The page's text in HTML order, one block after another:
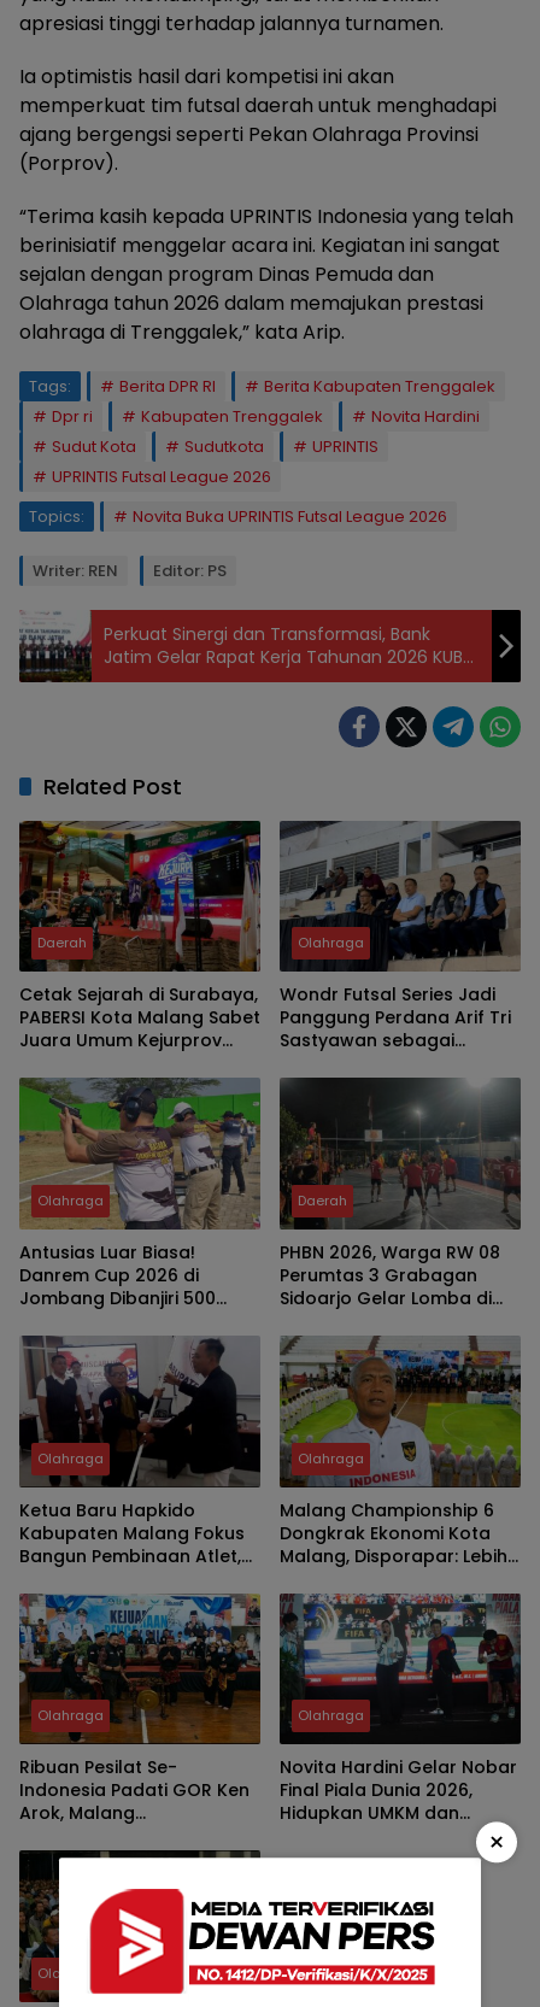
apresiasi tinggi terhadap jalannya turnamen.
Ia optimistis hasil dari kompetisi ini akan
memperkuat tim futsal daerah untuk menghadapi
ajang bergengsi seperti Pekan Olahraga Provinsi
(Porprov).
“Terima kasih kepada UPRINTIS Indonesia yang telah
berinisiatif menggelar acara ini. Kegiatan ini sangat
sejalan dengan program Dinas Pemuda dan
Olahraga tahun 2026 dalam memajukan prestasi
olahraga di Trenggalek,” kata Arip.
Tags: Berita DPR RI
Berita Kabupaten Trenggalek
Dpr ri
Kabupaten Trenggalek
Novita Hardini
Sudut Kota
Sudutkota
UPRINTIS
UPRINTIS Futsal League 2026
Topics:
Novita Buka UPRINTIS Futsal League 2026
Writer: REN Editor: PS
Perkuat Sinergi dan Transformasi, Bank
Jatim Gelar Rapat Kerja Tahunan 2026 KUB
Bank Jatim
Related Post
Daerah
Cetak Sejarah di Surabaya,
PABERSI Kota Malang Sabet
Juara Umum Kejurprov
Olahraga
Wondr Futsal Series Jadi
Panggung Perdana Arif Tri
Sastyawan sebagai
Malang
Olahraga
Antusias Luar Biasa!
Danrem Cup 2026 di
Jombang Dibanjiri 500
Bertanding
Daerah
PHBN 2026, Warga RW 08
Perumtas 3 Grabagan
Sidoarjo Gelar Lomba di
Olahraga
Ketua Baru Hapkido
Kabupaten Malang Fokus
Bangun Pembinaan Atlet,
Jatim 2027
Olahraga
Malang Championship 6
Dongkrak Ekonomi Kota
Malang, Disporapar: Lebih
Bersama Keluarga
Olahraga
Ribuan Pesilat Se-
Indonesia Padati GOR Ken
Arok, Malang
Pembinaan Atlet dan
Pelestarian Budaya
Bangsa
Olahraga
Novita Hardini Gelar Nobar
Final Piala Dunia 2026,
Hidupkan UMKM dan
Hadirkan Hiburan Gratis
bagi Warga Trenggalek
Olahraga
×